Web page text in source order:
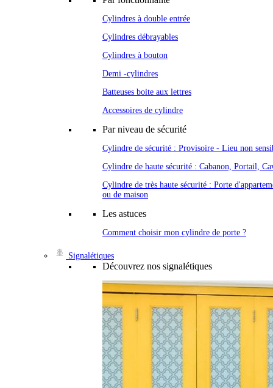
Cylindres à double entrée
Cylindres débrayables
Cylindres à bouton
Demi -cylindres
Batteuses boite aux lettres
Accessoires de cylindre
Par niveau de sécurité
Cylindre de sécurité : Provisoire - Lieu non
Cylindre de haute sécurité : Cabanon, Portail,
Cylindre de très haute sécurité : Porte
ou de maison
Les astuces
Comment choisir mon cylindre de porte ?
Signalétiques
Découvrez nos signalétiques